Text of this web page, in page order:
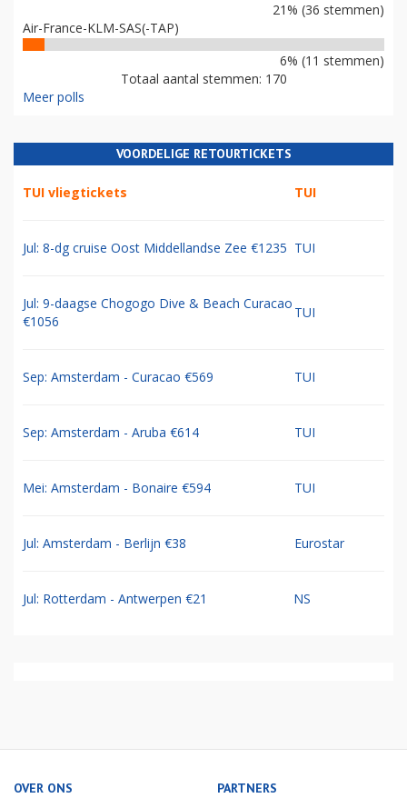
21% (36 stemmen)
Air-France-KLM-SAS(-TAP)
6% (11 stemmen)
Totaal aantal stemmen: 170
Meer polls
VOORDELIGE RETOURTICKETS
TUI vliegtickets TUI
Jul: 8-dg cruise Oost Middellandse Zee €1235 TUI
Jul: 9-daagse Chogogo Dive & Beach Curacao
€1056
TUI
Sep: Amsterdam - Curacao €569 TUI
Sep: Amsterdam - Aruba €614 TUI
Mei: Amsterdam - Bonaire €594 TUI
Jul: Amsterdam - Berlijn €38 Eurostar
Jul: Rotterdam - Antwerpen €21 NS
OVER ONS PARTNERS